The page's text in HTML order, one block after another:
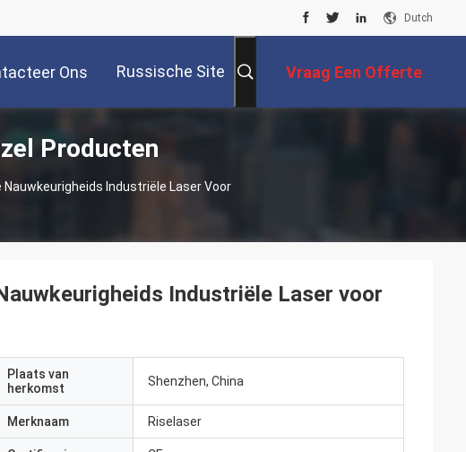
Dutch
Ons Russische Site Vraag Een Offerte
Producten
Nauwkeurigheids Industriële Laser Voor
Industriële Laser voor
Plaats van
herkomst
Shenzhen, China
Merknaam Riselaser